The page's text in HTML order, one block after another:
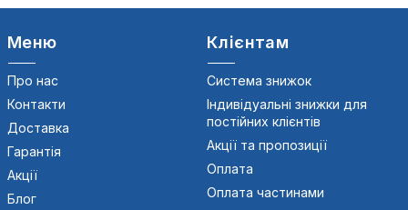
Меню
Про нас
Контакти
Доставка
Гарантія
Акції
Блог
Клієнтам
Система знижок
Індивідуальні знижки для
постійних клієнтів
Акції та пропозиції
Оплата
Оплата частинами